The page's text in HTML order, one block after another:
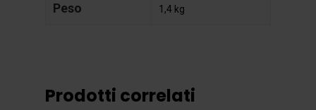
Peso 1,4 kg
Prodotti correlati